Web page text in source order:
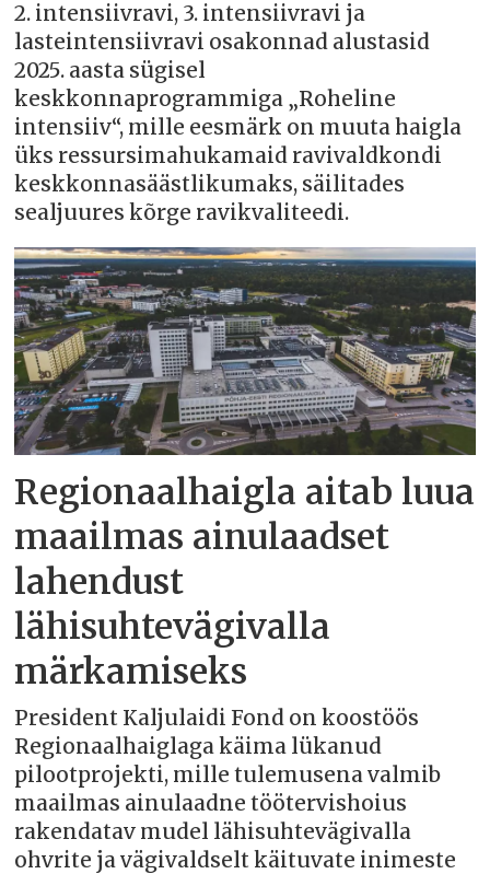
2. intensiivravi, 3. intensiivravi ja
lasteintensiivravi osakonnad alustasid
2025. aasta sügisel
keskkonnaprogrammiga „Roheline
intensiiv“, mille eesmärk on muuta haigla
üks ressursimahukamaid ravivaldkondi
keskkonnasäästlikumaks, säilitades
sealjuures kõrge ravikvaliteedi.
Regionaalhaigla aitab luua
maailmas ainulaadset
lahendust
lähisuhtevägivalla
märkamiseks
President Kaljulaidi Fond on koostöös
Regionaalhaiglaga käima lükanud
pilootprojekti, mille tulemusena valmib
maailmas ainulaadne töötervishoius
rakendatav mudel lähisuhtevägivalla
ohvrite ja vägivaldselt käituvate inimeste